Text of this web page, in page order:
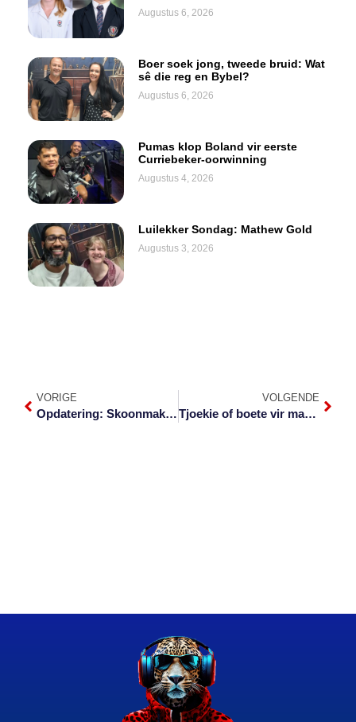
Augustus 6, 2026
Boer soek jong, tweede bruid: Wat
sê die reg en Bybel?
Augustus 6, 2026
Pumas klop Boland vir eerste
Curriebeker-oorwinning
Augustus 4, 2026
Luilekker Sondag: Mathew Gold
Augustus 3, 2026
VORIGE
Opdatering: Skoonmaker vrygelaat na misverstand na transitoroof
VOLGENDE
Tjoekie of boete vir man wat by Valke-kantore inbreek